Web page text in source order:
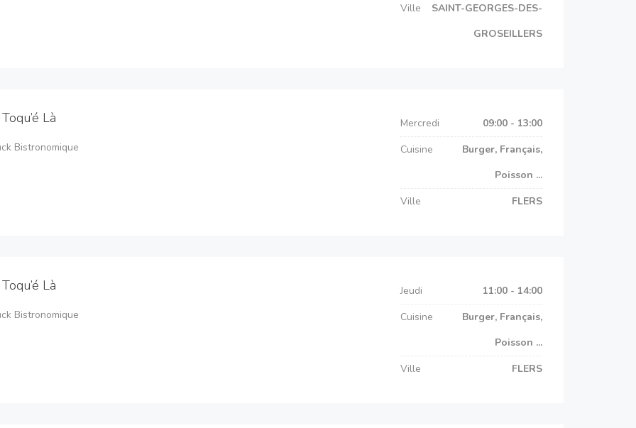
Ville
SAINT-GEORGES-DES-
GROSEILLERS
Là
Bistronomique
Mercredi
09:00 - 13:00
Cuisine
Burger, Français,
Poisson ...
Ville
FLERS
Là
Bistronomique
Jeudi
11:00 - 14:00
Cuisine
Burger, Français,
Poisson ...
Ville
FLERS